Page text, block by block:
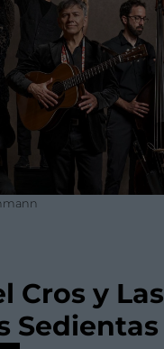
Cros y Las
Sedientas